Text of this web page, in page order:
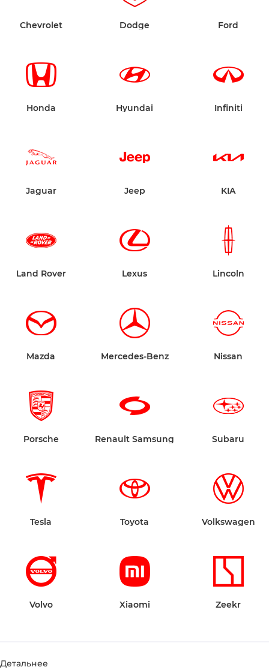
Chevrolet Dodge Ford
Honda Hyundai Infiniti
Jaguar Jeep KIA
Land Rover Lexus Lincoln
Mazda Mercedes-Benz Nissan
Porsche Renault Samsung Subaru
Tesla Toyota Volkswagen
Volvo Xiaomi Zeekr
Детальнее